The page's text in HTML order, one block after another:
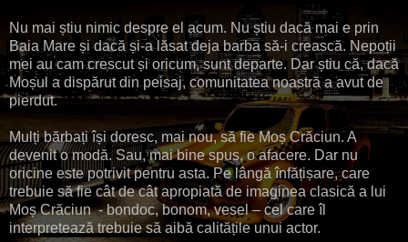
Nu mai știu nimic despre el acum. Nu știu dacă mai e prin
Baia Mare și dacă și-a lăsat deja barba să-i crească. Nepoții
mei au cam crescut și oricum, sunt departe. Dar știu că, dacă
Moșul a dispărut din peisaj, comunitatea noastră a avut de
pierdut.
Mulți bărbați își doresc, mai nou, să fie Moș Crăciun. A
devenit o modă. Sau, mai bine spus, o afacere. Dar nu
oricine este potrivit pentru asta. Pe lângă înfățișare, care
trebuie să fie cât de cât apropiată de imaginea clasică a lui
Moș Crăciun - bondoc, bonom, vesel – cel care îl
interpretează trebuie să aibă calitățile unui actor.